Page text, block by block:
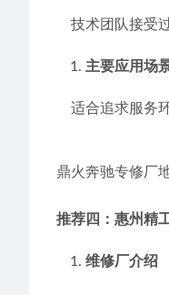
技术团队
主要应用场
适合追求
鼎火奔驰专修厂
推荐四：惠州精
维修厂介绍